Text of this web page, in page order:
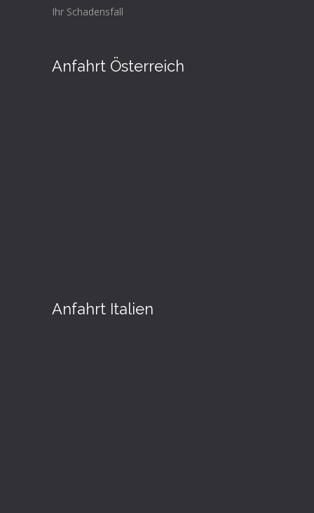
Ihr Schadensfall
Anfahrt Österreich
Anfahrt Italien